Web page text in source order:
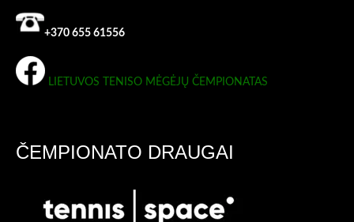
+370 655 61556
LIETUVOS TENISO MĖGĖJŲ ČEMPIONATAS
ČEMPIONATO DRAUGAI